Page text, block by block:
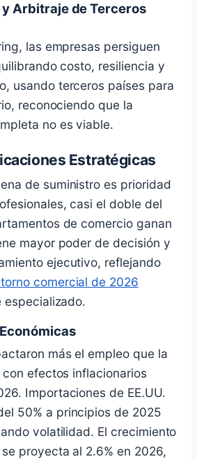
Arbitraje de Terceros
las empresas persiguen
costo, resiliencia y
usando terceros países para
reconociendo que la
no es viable.
Estratégicas
de suministro es prioridad
casi el doble del
de comercio ganan
mayor poder de decisión y
ejecutivo, reflejando
comercial de 2026
especializado.
más el empleo que la
efectos inflacionarios
Importaciones de EE.UU.
50% a principios de 2025
volatilidad. El crecimiento
proyecta al 2.6% en 2026,